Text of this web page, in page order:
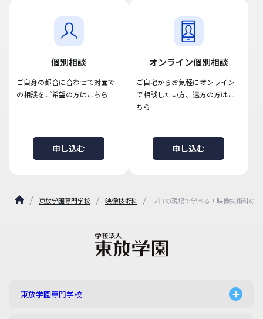
個別相談
ご自身の都合に合わせて対面で
の相談をご希望の方はこちら
申し込む
オンライン個別相談
ご自宅からお気軽にオンライン
で相談したい方、遠方の方はこ
ちら
申し込む
東放学園専門学校 映像技術科 プロの現場で学べる！映像技術科の
東放学園専門学校